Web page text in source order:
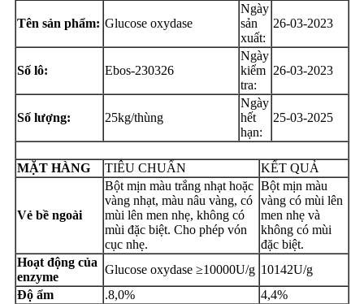
Tên sản phẩm: Glucose oxydase
Ngày
sản
xuất:
26-03-2023
Số lô: Ebos-230326
Ngày
kiểm
tra:
26-03-2023
Số lượng: 25kg/thùng
Ngày
hết
hạn:
25-03-2025
MẶT HÀNG TIÊU CHUẨN KẾT QUẢ
Vẻ bề ngoài
Bột mịn màu trắng nhạt hoặc
vàng nhạt, màu nâu vàng, có
mùi lên men nhẹ, không có
mùi đặc biệt. Cho phép vón
cục nhẹ.
Bột mịn màu
vàng có mùi lên
men nhẹ và
không có mùi
đặc biệt.
Hoạt động của
enzyme
Glucose oxydase ≥10000U/g 10142U/g
Độ ẩm
.8,0%
4,4%